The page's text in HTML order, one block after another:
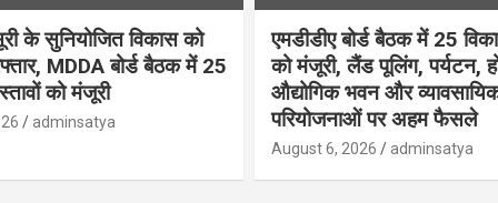
के सुनियोजित विकास को
MDDA बोर्ड बैठक में 25
को मंजूरी
adminsatya
एमडीडीए बोर्ड बैठक में 25
को मंजूरी, लैंड पूलिंग, पर्यटन,
औद्योगिक भवन और
परियोजनाओं पर अहम फैसले
August 6, 2026 adminsatya